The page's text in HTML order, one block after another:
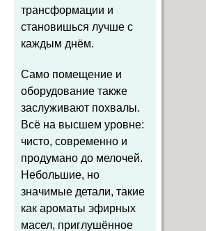
трансформации и
становишься лучше с
каждым днём.
Само помещение и
оборудование также
заслуживают похвалы.
Всё на высшем уровне:
чисто, современно и
продумано до мелочей.
Небольшие, но
значимые детали, такие
как ароматы эфирных
масел, приглушённое